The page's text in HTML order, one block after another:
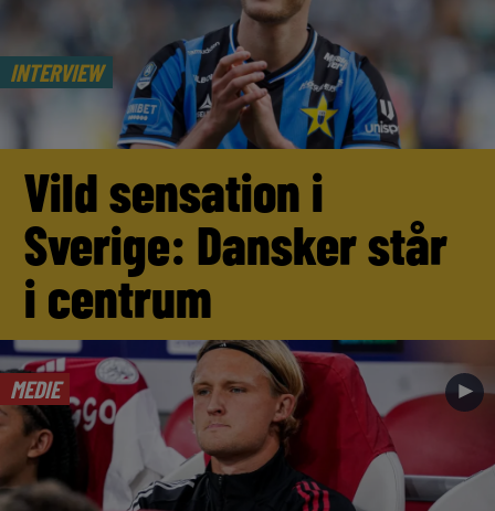
INTERVIEW
Vild sensation i
Sverige: Dansker står
i centrum
MEDIE ►